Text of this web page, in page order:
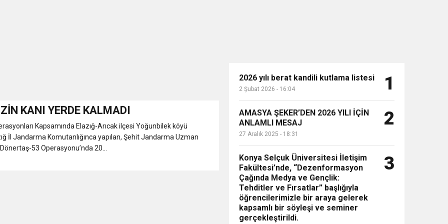
“Amasya’nın Gururları: Dereceye Giren Öğrenciler İçin Anlamlı Tören”
Festivali
listesi
KANI YERDE KALMADI
Kapsamında Elazığ-Arıcak ilçesi Yoğunbilek köyü
İl Jandarma Komutanlığınca yapılan, Şehit Jandarma Uzman
53 Operasyonu’nda 20...
2026 yılı berat kandili kutlama listesi
2 Şubat 2026 - 16:04 1
AMASYA ŞEKER’DEN 2026 YILI İÇİN
ANLAMLI MESAJ
27 Aralık 2025 - 18:31
2
Konya Selçuk Üniversitesi İletişim
Fakültesi’nde, “Dezenformasyon
Çağında Medya ve Gençlik:
Tehditler ve Fırsatlar” başlığıyla
öğrencilerimizle bir araya gelerek
kapsamlı bir söyleşi ve seminer
gerçekleştirildi.
3